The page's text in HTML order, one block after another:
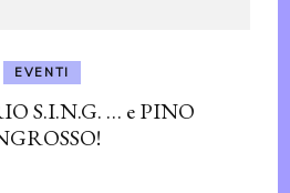
EVENTI
S.I.N.G. … e PINO